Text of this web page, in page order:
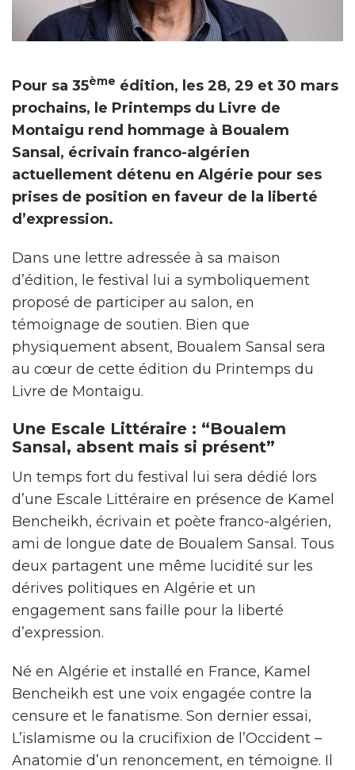
Pour sa 35ème édition, les 28, 29 et 30 mars
prochains, le Printemps du Livre de
Montaigu rend hommage à Boualem
Sansal, écrivain franco-algérien
actuellement détenu en Algérie pour ses
prises de position en faveur de la liberté
d’expression.
Dans une lettre adressée à sa maison
d’édition, le festival lui a symboliquement
proposé de participer au salon, en
témoignage de soutien. Bien que
physiquement absent, Boualem Sansal sera
au cœur de cette édition du Printemps du
Livre de Montaigu.
Une Escale Littéraire : “Boualem
Sansal, absent mais si présent”
Un temps fort du festival lui sera dédié lors
d’une Escale Littéraire en présence de Kamel
Bencheikh, écrivain et poète franco-algérien,
ami de longue date de Boualem Sansal. Tous
deux partagent une même lucidité sur les
dérives politiques en Algérie et un
engagement sans faille pour la liberté
d’expression.
Né en Algérie et installé en France, Kamel
Bencheikh est une voix engagée contre la
censure et le fanatisme. Son dernier essai,
L’islamisme ou la crucifixion de l’Occident –
Anatomie d’un renoncement, en témoigne. Il